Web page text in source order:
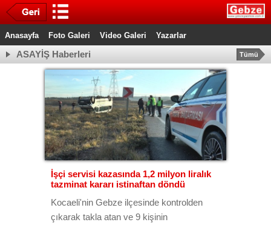
Anasayfa Foto Galeri Video Galeri Yazarlar
ASAYİŞ Haberleri Tümü
İşçi servisi kazasında 1,2 milyon liralık
tazminat kararı istinaftan döndü
Kocaeli'nin Gebze ilçesinde kontrolden
çıkarak takla atan ve 9 kişinin